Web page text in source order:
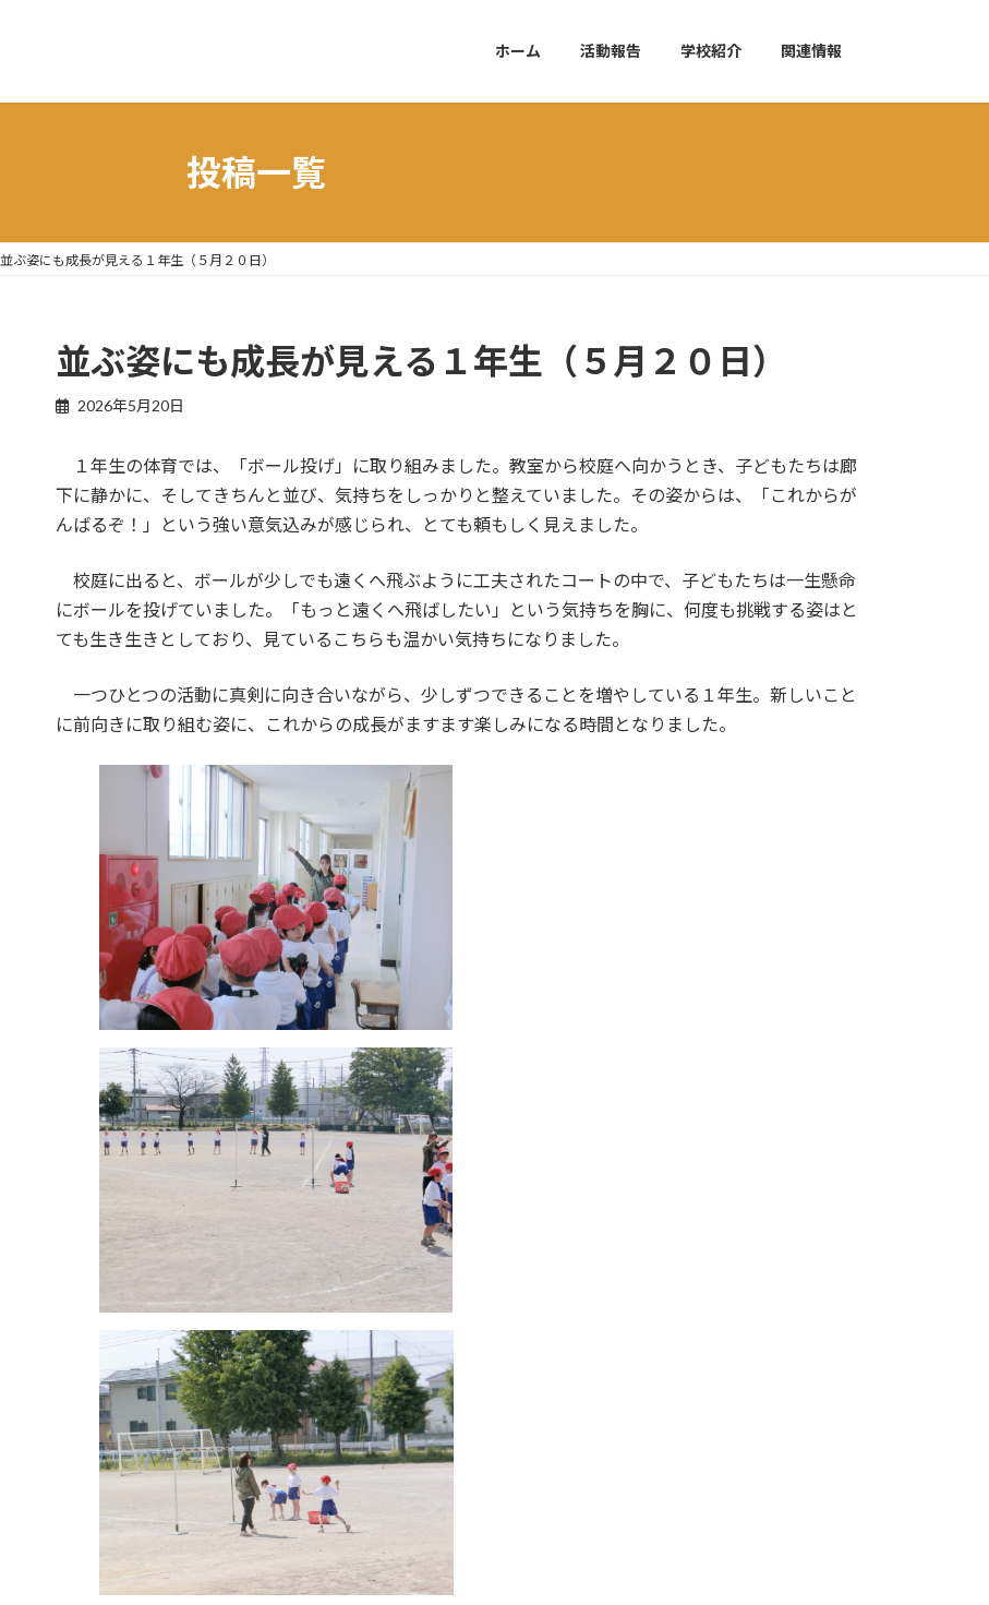
ホーム 活動報告 学校紹介 関連情報
投稿一覧
並ぶ姿にも成長が見える１年生（５月２０日）
並ぶ姿にも成長が見える１年生（５月２０日）
2026年5月20日
１年生の体育では、「ボール投げ」に取り組みました。教室から校庭へ向かうとき、子どもたちは廊
下に静かに、そしてきちんと並び、気持ちをしっかりと整えていました。その姿からは、「これからが
んばるぞ！」という強い意気込みが感じられ、とても頼もしく見えました。
校庭に出ると、ボールが少しでも遠くへ飛ぶように工夫されたコートの中で、子どもたちは一生懸命
にボールを投げていました。「もっと遠くへ飛ばしたい」という気持ちを胸に、何度も挑戦する姿はと
ても生き生きとしており、見ているこちらも温かい気持ちになりました。
一つひとつの活動に真剣に向き合いながら、少しずつできることを増やしている１年生。新しいこと
に前向きに取り組む姿に、これからの成長がますます楽しみになる時間となりました。